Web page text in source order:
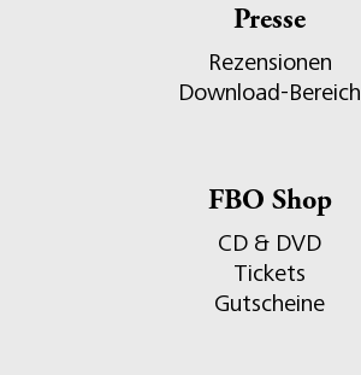
Presse
Rezensionen
Download-Bereich
FBO Shop
CD & DVD
Tickets
Gutscheine